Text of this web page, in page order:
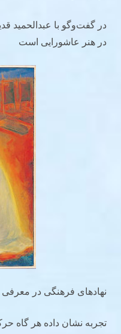
در گفت‌وگو با عبدالحمید
در هنر عاشورایی است
نهادهای فرهنگی در
تجربه نشان داده هر گاه